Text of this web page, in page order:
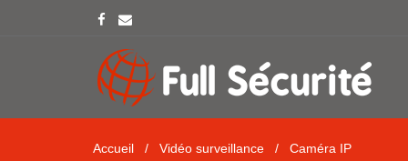
Accueil / Vidéo surveillance / Caméra IP